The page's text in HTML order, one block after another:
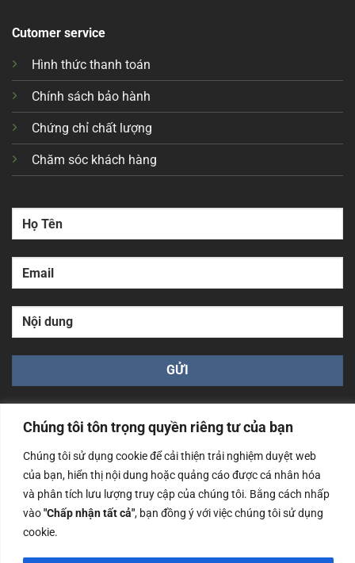
Chúng tôi tôn trọng quyền riêng tư của bạn
Chúng tôi sử dụng cookie để cải thiện trải nghiệm duyệt web
của bạn, hiển thị nội dung hoặc quảng cáo được cá nhân hóa
và phân tích lưu lượng truy cập của chúng tôi. Bằng cách nhấp
vào"Chấp nhận tất cả", bạn đồng ý với việc chúng tôi sử dụng
cookie.
Cutomer service
Hình thức thanh toán
Chính sách bảo hành
Chứng chỉ chất lượng
Chăm sóc khách hàng
Công ty TNHH Nam Bình Xương - Số ĐKKD: 0108783483
cấp ngày 14/06/2019 bởi Sở Kế Hoạch và Đầu Tư Tp. Hà
Nội
Copyrights @2023 Nam Binh Xuong. All Rights Reserved